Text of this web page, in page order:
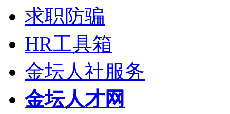
求职防骗
HR工具箱
金坛人社服务
金坛人才网